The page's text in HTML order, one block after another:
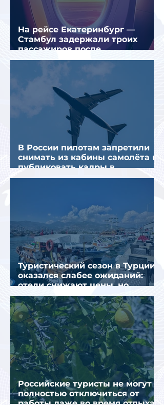
На рейсе Екатеринбург —
Стамбул задержали троих
пассажиров после
предполагаемой серии краж
В России пилотам запретили
снимать из кабины самолёта и
публиковать кадры в
интернете
Туристический сезон в Турции
оказался слабее ожиданий:
отели снижают цены, но
загрузка остается низкой
Российские туристы не могут
полностью отключиться от